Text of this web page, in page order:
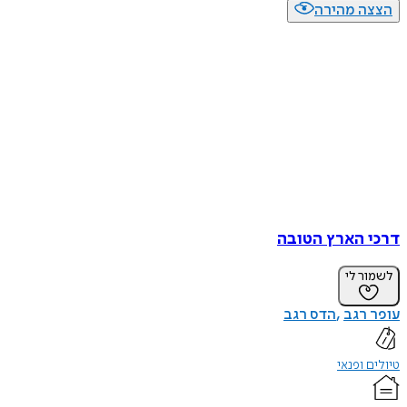
הצצה מהירה
דרכי הארץ הטובה
לשמור לי
עופר רגב הדס רגב
טיולים ופנאי